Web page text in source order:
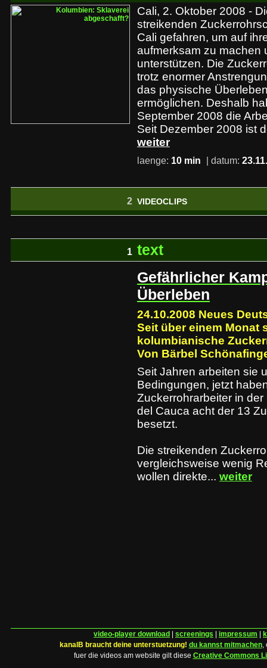
Cali, 2. Oktober 2008 -
streikenden
Cali gefahren, um auf
aufmerksam zu machen
unterstützen. Die
trotz enormer
das physische
ermöglichen. Deshalb
September 2008 die
Seit Dezember 2008 ist
weiter
laenge: 10 min | datum:
2 VIDEOCLIPS
1 text
Gefährlicher
Überleben
24.10.2008 Neues
Seit über einem Monat
kolumbianische
Von Bärbel
Seit Jahren arbeiten sie
Bedingungen, jetzt
Zuckerrohrarbeiter in
del Cauca acht der 13
besetzt.
Die streikenden
vergleichsweise wenig
wollen direkte... weiter
video-player download screenings impressum
kanalB braucht deine unterstuetzung! du kannst mitmachen,
fuer die videos am website gilt diese Creative Commons